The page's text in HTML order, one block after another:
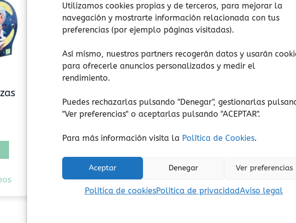
Utilizamos cookies propias y de terceros, para mejorar la
navegación y mostrarte información relacionada con tus
preferencias (por ejemplo páginas visitadas).
Así mismo, nuestros partners recogerán datos y usarán
para ofrecerle anuncios personalizados y medir el
rendimiento.
Puedes rechazarlas pulsando "Denegar", gestionarlas
"Ver preferencias" o aceptarlas pulsando "ACEPTAR".
Para más información visita la Política de Cookies.
Aceptar Denegar Ver preferencias
Política de cookiesPolítica de privacidadAviso legal
opciones
se
pueden
elegir
Conceptos matemáticos
20,00€ (Iva incluido)
Añadir al carrito
Añadir a lista de deseos
12,50€ (Iva incluido)
Seleccionar opciones
Añadir a lista de